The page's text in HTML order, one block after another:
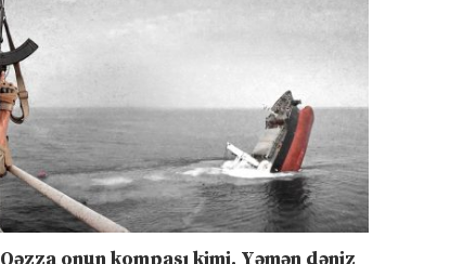
Qəzza onun kompası kimi, Yəmən dəniz